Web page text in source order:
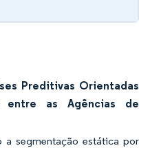
Preditivas Orientadas
entre as Agências de
a segmentação estática por